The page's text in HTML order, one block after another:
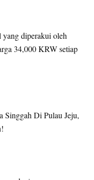
diperakui oleh
34,000 KRW setiap